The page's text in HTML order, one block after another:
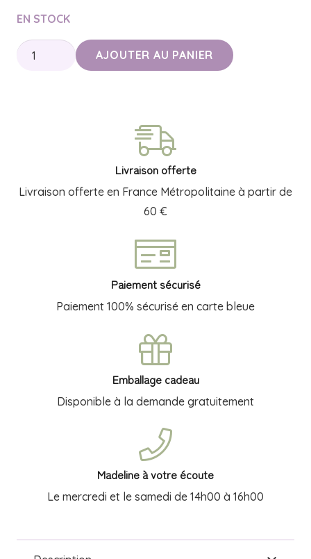
douceur.
Vegan, non testé sur les animaux et fabriqué en
Angleterre, ce duo de 2 x 300 ml est présenté dans un
EN STOCK
quantité
&
AJOUTER AU PANIER
Livraison offerte
Livraison offerte en France Métropolitaine à partir de
60 €
Paiement sécurisé
Paiement 100% sécurisé en carte bleue
Emballage cadeau
Disponible à la demande gratuitement
Madeline à votre écoute
Le mercredi et le samedi de 14h00 à 16h00